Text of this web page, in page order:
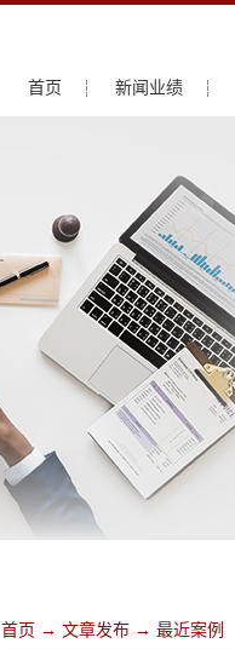
首页 新闻业绩
首页 → 文章发布 → 最近案例